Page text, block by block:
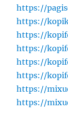
https://
https://
https://
https://
https://
https://
https://
https://